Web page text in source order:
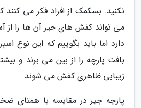
نکنید. بسکمک از افراد فکر می
می تواند کفش های جیر آن ها را از
دارد اما باید بگوییم که این نوع
بافت پارچه را از بین می برند و
زیبایی ظاهری کفش می شوند.
پارچه جیر در مقایسه با همتای